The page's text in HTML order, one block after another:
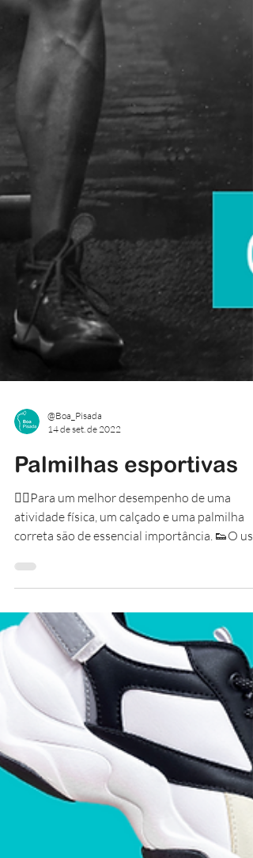
14 de set. de 2022
Palmilhas esportivas
🏋️‍♂️Para um melhor desempenho de uma
de um...